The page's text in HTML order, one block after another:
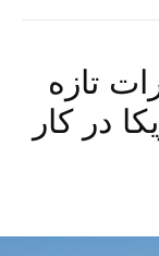
تازه
در کار